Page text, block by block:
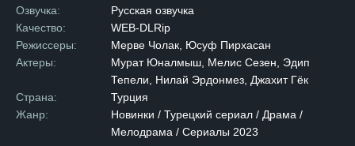
которые стоят перед ним,
и улучшению своей жизни
ведёт к неожиданным
и захватывающим поворотам.
Мы скоро узнаем, какие
секреты и испытания скрывает
перемены принесёт его
Озвучка:
Русская озвучка
Качество:
WEB-DLRip
Режиссеры:
Мерве Чолак, Юсуф Пирхасан
Актеры:
Мурат Юналмыш, Мелис Сезен, Эдип
Тепели, Нилай Эрдонмез, Джахит Гёк
Страна:
Турция
Жанр:
Новинки / Турецкий сериал / Драма /
Мелодрама / Сериалы 2023